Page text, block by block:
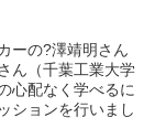
ーの?澤靖明さん
ん （千葉工業大学
心配なく学べるに
ションを行いまし